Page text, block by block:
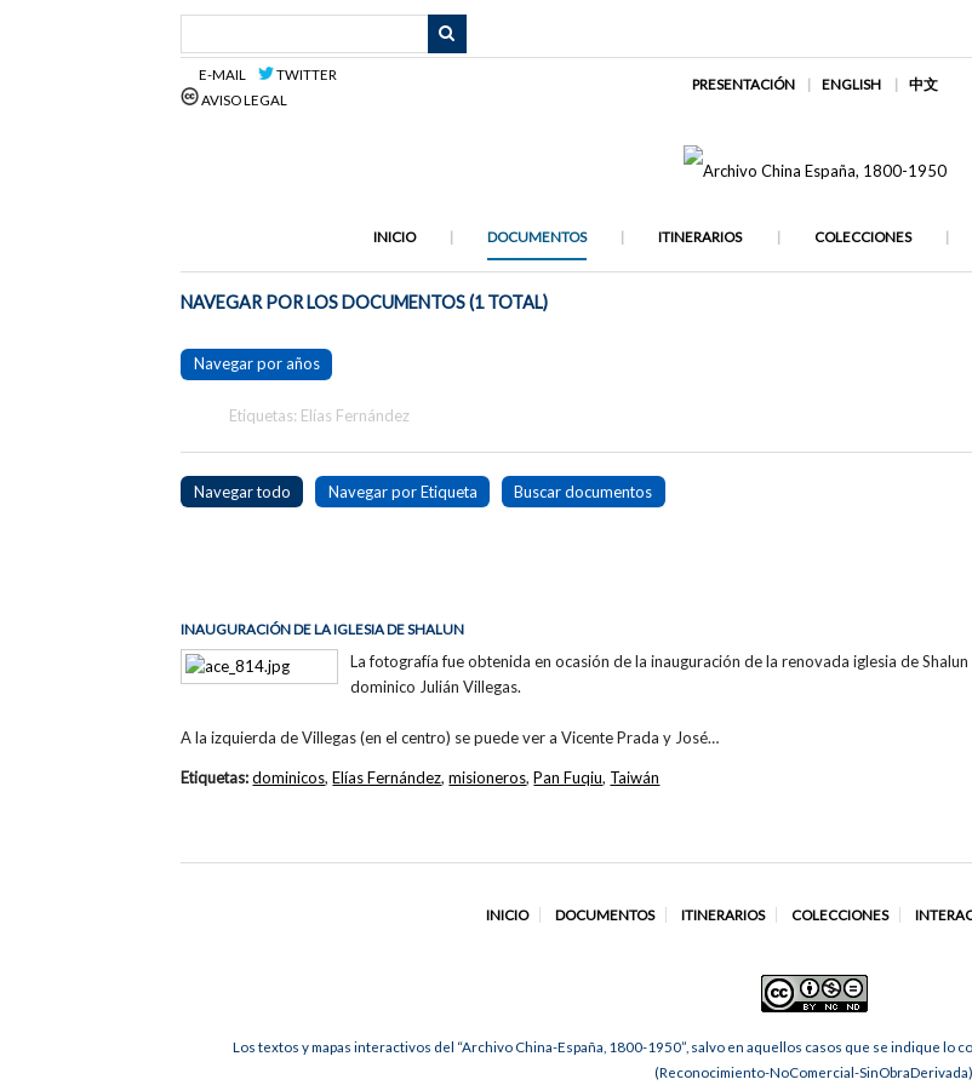
E-MAIL
TWITTER
AVISO LEGAL
PRESENTACIÓN ENGLISH 中文
INICIO DOCUMENTOS ITINERARIOS COLECCIONES
NAVEGAR POR LOS DOCUMENTOS (1 TOTAL)
Navegar por años
Etiquetas: Elías Fernández
Navegar todo Navegar por Etiqueta Buscar documentos
INAUGURACIÓN DE LA IGLESIA DE SHALUN
La fotografía fue obtenida en ocasión de la inauguración de la renovada iglesia de
dominico Julián Villegas.
A la izquierda de Villegas (en el centro) se puede ver a Vicente Prada y José…
Etiquetas:dominicos,Elías Fernández,misioneros,Pan Fuqiu, Taiwán
INICIO DOCUMENTOS ITINERARIOS COLECCIONES
Los textos y mapas interactivos del “Archivo China-España, 1800-1950”, salvo en aquellos casos que se indique lo
(Reconocimiento-NoComercial-SinObraDerivada).